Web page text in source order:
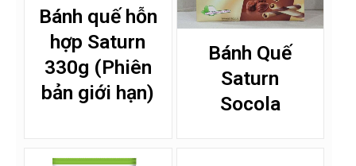
Bánh quế hỗn
hợp Saturn
330g (Phiên
bản giới hạn)
Bánh Quế
Saturn
Socola